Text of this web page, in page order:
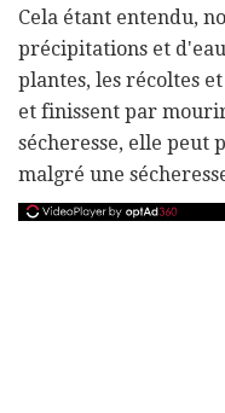
Cela étant entendu,
précipitations et
plantes, les récoltes
et finissent par
sécheresse, elle peut
malgré une